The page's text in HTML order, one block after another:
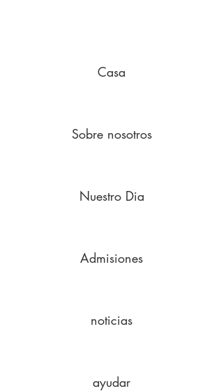
Casa
Sobre nosotros
Nuestro Dia
Admisiones
noticias
ayudar